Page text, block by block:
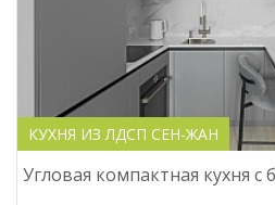
КУХНЯ ИЗ ЛДСП СЕН-ЖАН
Угловая компактная кухня с